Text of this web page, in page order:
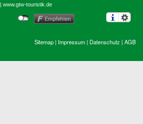
|www.gtw-touristik.de
Sitemap | Impressum | Datenschutz | AGB